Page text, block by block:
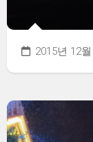
2015년 12